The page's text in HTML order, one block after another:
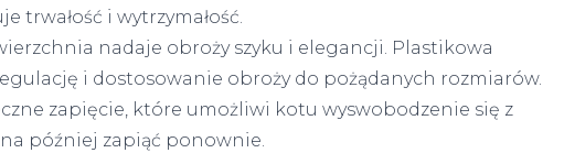
trwałość i wytrzymałość.
nadaje obroży szyku i elegancji. Plastikowa
i dostosowanie obroży do pożądanych rozmiarów.
zapięcie, które umożliwi kotu wyswobodzenie się z
później zapiąć ponownie.